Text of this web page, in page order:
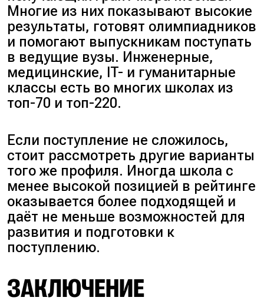
Многие из них показывают высокие
результаты, готовят олимпиадников
и помогают выпускникам поступать
в ведущие вузы. Инженерные,
медицинские, IT- и гуманитарные
классы есть во многих школах из
топ-70 и топ-220.
Если поступление не сложилось,
стоит рассмотреть другие варианты
того же профиля. Иногда школа с
менее высокой позицией в рейтинге
оказывается более подходящей и
даёт не меньше возможностей для
развития и подготовки к
поступлению.
ЗАКЛЮЧЕНИЕ